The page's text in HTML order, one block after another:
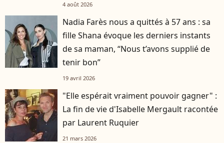
4 août 2026
Nadia Farès nous a quittés à 57 ans : sa
fille Shana évoque les derniers instants
de sa maman, “Nous t’avons supplié de
tenir bon”
19 avril 2026
"Elle espérait vraiment pouvoir gagner" :
La fin de vie d'Isabelle Mergault racontée
par Laurent Ruquier
21 mars 2026